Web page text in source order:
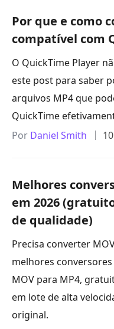
Por que e como
compatível com
O QuickTime Player
este post para saber
arquivos MP4 que
QuickTime
Por Daniel Smith
Melhores
em 2026
de qualidade)
Precisa converter
melhores
MOV para MP4,
em lote de alta
original.